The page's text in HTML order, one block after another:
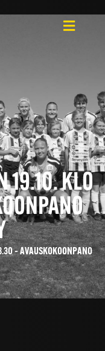
19.10. KLO
– AVAUSKOKOONPANO